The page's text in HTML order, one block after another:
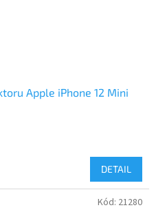
Apple iPhone 12 Mini
DETAIL
Kód: 21280